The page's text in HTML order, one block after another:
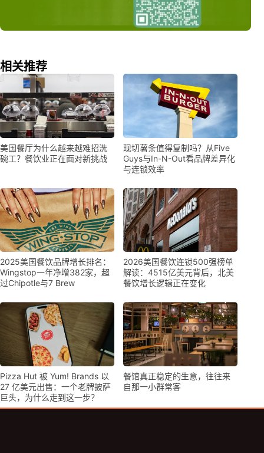
相关推荐
美国餐厅为什么越来越难招洗
碗工？餐饮业正在面对新挑战
现切薯条值得复制吗？从Five
Guys与In-N-Out看品牌差异化
与连锁效率
2025美国餐饮品牌增长排名：
Wingstop一年净增382家，超
过Chipotle与7 Brew
2026美国餐饮连锁500强榜单
解读：4515亿美元背后，北美
餐饮增长逻辑正在变化
Pizza Hut 被 Yum! Brands 以
27 亿美元出售：一个老牌披萨
巨头，为什么走到这一步？
餐馆真正稳定的生意，往往来
自那一小群常客